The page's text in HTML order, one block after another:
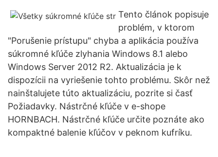
Tento článok popisuje
problém, v ktorom
"Porušenie prístupu" chyba a aplikácia používa
súkromné kľúče zlyhania Windows 8.1 alebo
Windows Server 2012 R2. Aktualizácia je k
dispozícii na vyriešenie tohto problému. Skôr než
nainštalujete túto aktualizáciu, pozrite si časť
Požiadavky. Nástrčné kľúče v e-shope
HORNBACH. Nástrčné kľúče určite poznáte ako
kompaktné balenie kľúčov v peknom kufríku.